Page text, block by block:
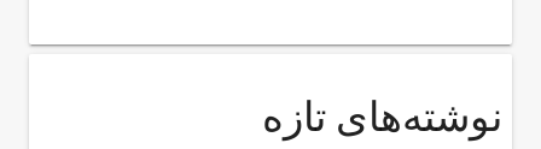
نوشته‌های تازه